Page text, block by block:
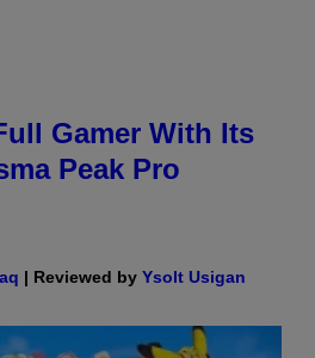
Gamer With Its
Peak Pro
| Reviewed by Ysolt Usigan